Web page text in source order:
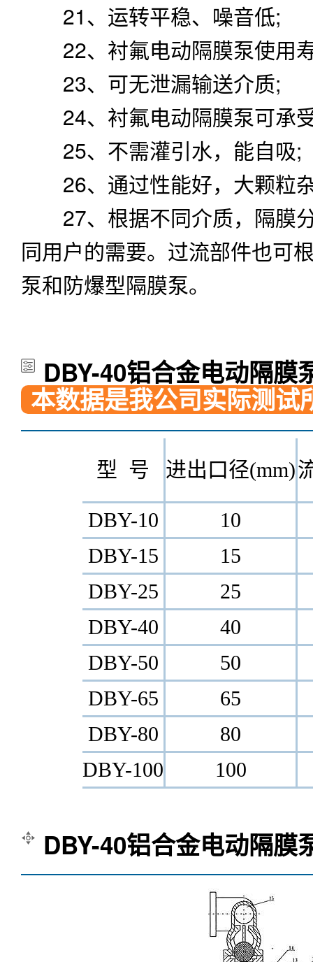
21、运转平稳、噪音低;
22、衬氟电动隔膜泵使用
23、可无泄漏输送介质;
24、衬氟电动隔膜泵可承
25、不需灌引水，能自吸;
26、通过性能好，大颗粒
27、根据不同介质，隔膜分
同用户的需要。过流部件也可
泵和防爆型隔膜泵。
DBY-40铝合金电动隔膜
本数据是我公司实际测
型 号 进出口径(mm)
DBY-10
10
DBY-15
15
DBY-25
25
DBY-40
40
DBY-50
50
DBY-65
65
DBY-80
80
DBY-100
100
DBY-40铝合金电动隔膜